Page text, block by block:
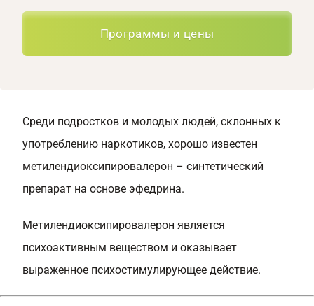
Программы и цены
Среди подростков и молодых людей, склонных к
употреблению наркотиков, хорошо известен
метилендиоксипировалерон – синтетический
препарат на основе эфедрина.
Метилендиоксипировалерон является
психоактивным веществом и оказывает
выраженное психостимулирующее действие.